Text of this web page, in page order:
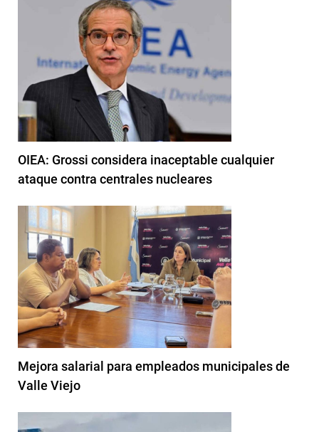
OIEA: Grossi considera inaceptable cualquier
ataque contra centrales nucleares
Mejora salarial para empleados municipales de
Valle Viejo